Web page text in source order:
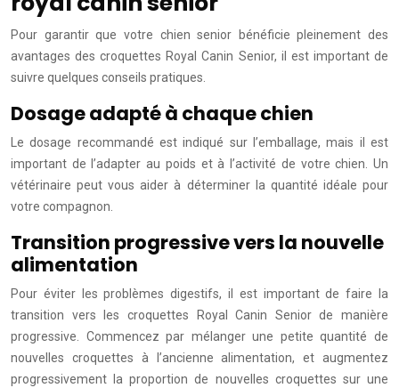
Pour garantir que votre chien senior bénéficie pleinement des
avantages des croquettes Royal Canin Senior, il est important de
suivre quelques conseils pratiques.
Dosage adapté à chaque chien
Le dosage recommandé est indiqué sur l’emballage, mais il est
important de l’adapter au poids et à l’activité de votre chien. Un
vétérinaire peut vous aider à déterminer la quantité idéale pour
votre compagnon.
Transition progressive vers la nouvelle
alimentation
Pour éviter les problèmes digestifs, il est important de faire la
transition vers les croquettes Royal Canin Senior de manière
progressive. Commencez par mélanger une petite quantité de
nouvelles croquettes à l’ancienne alimentation, et augmentez
progressivement la proportion de nouvelles croquettes sur une